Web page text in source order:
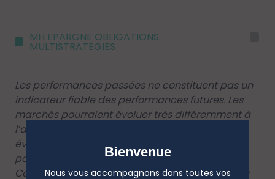
MH EPARGNE OBLIGATIONS
MULTISTRATEGIES
Les performances passées ne constituent pas un
indicateur fiable des performances futures. Les
marchés pourraient évoluer très différemment à
l’avenir. Elles peuvent toutefois vous aider à
évaluer comment le fonds a été géré dans le
passé.
Ce diagramme affiche la performance du fonds
Bienvenue
Nous vous accompagnons dans toutes vos